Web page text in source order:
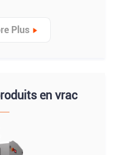
Plus
en vrac